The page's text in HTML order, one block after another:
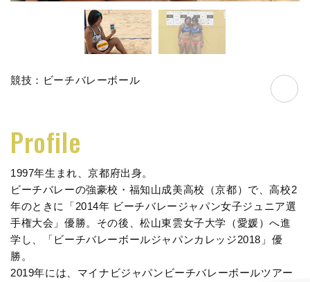
競技：ビーチバレーボール
Profile
1997年生まれ、京都府出身。
ビーチバレーの強豪校・福知山成美高校（京都）で、高校2
年のときに「2014年 ビーチバレージャパン女子ジュニア選
手権大会」優勝。その後、松山東雲女子大学（愛媛）へ進
学し、「ビーチバレーボールジャパンカレッジ2018」優
勝。
2019年には、マイナビジャパンビーチバレーボールツアー